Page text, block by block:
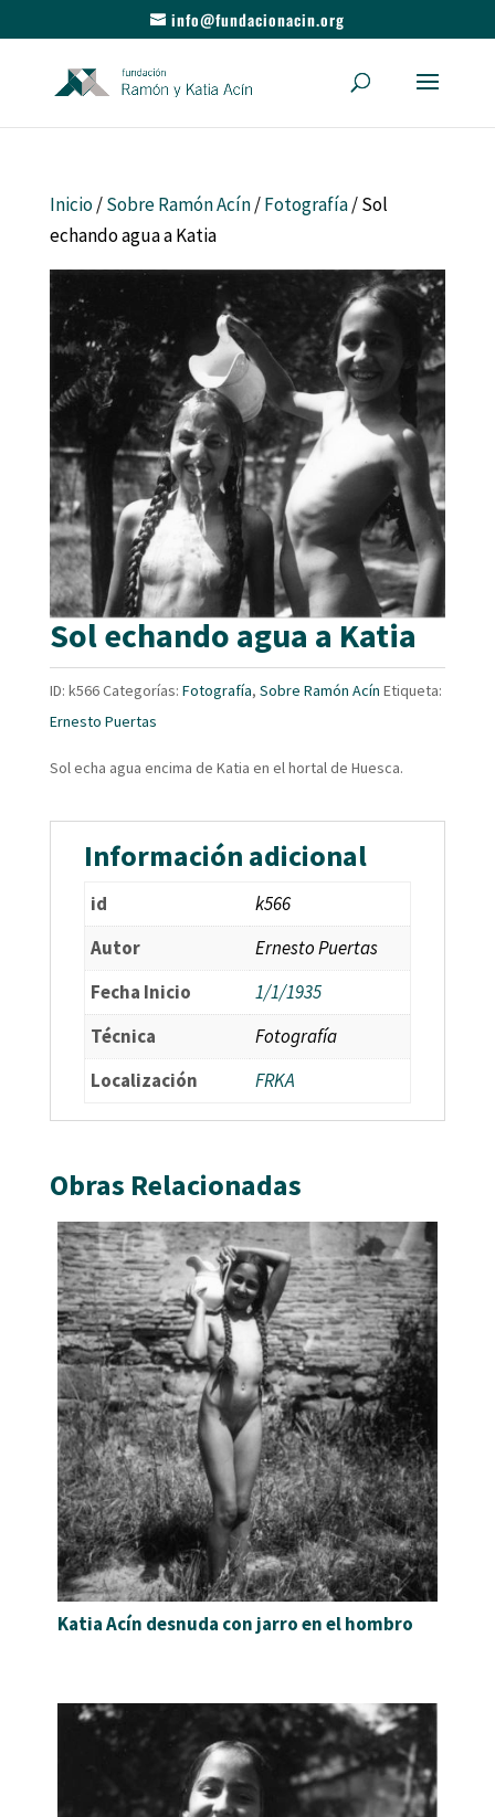
info@fundacionacin.org
Inicio/Sobre Ramón Acín/Fotografía/ Sol
echando agua a Katia
Sol echando agua a Katia
ID: k566Categorías: Fotografía, Sobre Ramón Acín Etiqueta:
Ernesto Puertas
Sol echa agua encima de Katia en el hortal de Huesca.
Información adicional
id
k566
Autor
Ernesto Puertas
Fecha Inicio
1/1/1935
Técnica
Fotografía
Localización
FRKA
Obras Relacionadas
Katia Acín desnuda con jarro en el hombro